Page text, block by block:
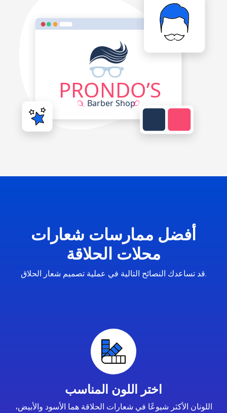
أفضل ممارسات شعارات
محلات الحلاقة
قد تساعدك النصائح التالية في عملية تصميم شعار الحلاق.
اختر اللون المناسب
اللونان الأكثر شيوعًا في شعارات الحلاقة هما الأسود والأبيض،